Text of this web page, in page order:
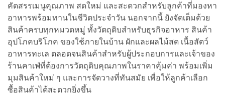
คัดสรรเมนูคุณภาพ สดใหม่ และสะดวกสำหรับลูกค้าที่มองหา
อาหารพร้อมทานในชีวิตประจำวัน นอกจากนี้ ยังจัดเต็มด้วย
สินค้าครบทุกหมวดหมู่ ทั้งวัตถุดิบสำหรับธุรกิจอาหาร สินค้า
อุปโภคบริโภค ของใช้ภายในบ้าน ผักและผลไม้สด เนื้อสัตว์
อาหารทะเล ตลอดจนสินค้าสำหรับผู้ประกอบการและเจ้าของ
ร้านคาเฟ่ที่ต้องการวัตถุดิบคุณภาพในราคาคุ้มค่า พร้อมเพิ่ม
มุมสินค้าใหม่ ๆ และการจัดวางที่ทันสมัย เพื่อให้ลูกค้าเลือก
ซื้อสินค้าได้สะดวกยิ่งขึ้น